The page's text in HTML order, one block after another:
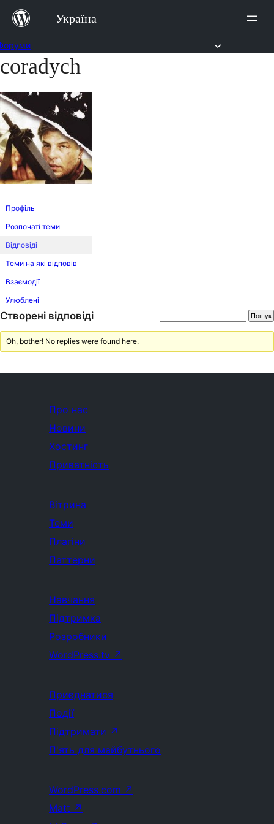
Перейти
вмісту
Україна
Перейти
вмісту
coradych
Профіль
Розпочаті теми
Відповіді
Теми на які відповів
Взаємодії
Улюблені
Створені відповіді
Oh, bother! No replies were found here.
Про нас
Новини
Хостинг
Приватність
Вітрина
Теми
Плагіни
Паттерни
Навчання
Підтримка
Розробники
WordPress.tv ↗
Приєднатися
Події
Підтримати ↗
П'ять для майбутнього
WordPress.com ↗
Matt ↗